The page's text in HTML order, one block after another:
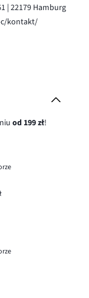
| 22179 Hamburg
kontakt/
od 199 zł!